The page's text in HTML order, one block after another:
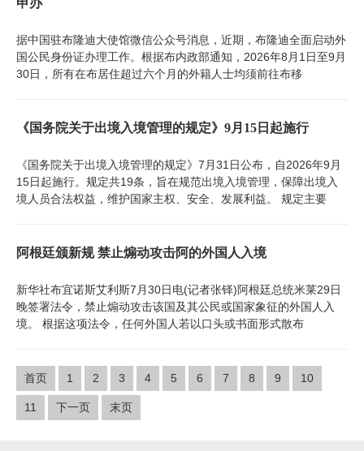
据中国驻布隆迪大使馆微信公众号消息，近期，布隆迪全面启动外
国公民身份证办理工作。根据布内政部通知，2026年8月1日至9月
30日，所有在布居住超过六个月的外籍人士均须前往布移
《国务院关于出境入境管理的规定》9月15日起施行
《国务院关于出境入境管理的规定》7月31日公布，自2026年9月
15日起施行。规定共19条，旨在规范出境入境管理，保障出境入
境人员合法权益，维护国家主权、安全、发展利益。 规定主要
阿根廷颁新规 禁止煽动攻击阿的外国人入境
新华社布宜诺斯艾利斯7月30日电(记者张铎)阿根廷总统米莱29日
晚签署法令，禁止煽动攻击该国及其公民或国家象征的外国人入
境。 根据这项法令，任何外国人若以口头或书面形式散布
首页 1 2 3 4 5 6 7 8 9 10
11 下一页 末页